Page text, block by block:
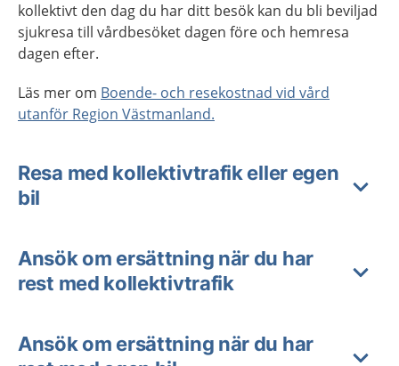
kollektivt den dag du har ditt besök kan du bli beviljad
sjukresa till vårdbesöket dagen före och hemresa
dagen efter.
Läs mer om Boende- och resekostnad vid vård
utanför Region Västmanland.
Resa med kollektivtrafik eller egen
bil
Ansök om ersättning när du har
rest med kollektivtrafik
Ansök om ersättning när du har